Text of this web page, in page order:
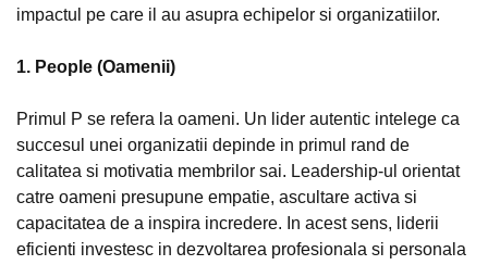
impactul pe care il au asupra echipelor si organizatiilor.
1. People (Oamenii)
Primul P se refera la oameni. Un lider autentic intelege ca
succesul unei organizatii depinde in primul rand de
calitatea si motivatia membrilor sai. Leadership-ul orientat
catre oameni presupune empatie, ascultare activa si
capacitatea de a inspira incredere. In acest sens, liderii
eficienti investesc in dezvoltarea profesionala si personala